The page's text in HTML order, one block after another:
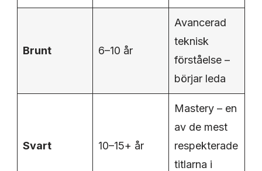
Brunt 6–10 år
Avancerad
teknisk
förståelse –
börjar leda
Svart 10–15+ år
Mastery – en
av de mest
respekterade
titlarna i